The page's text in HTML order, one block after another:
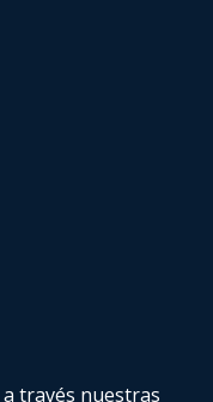
través nuestras